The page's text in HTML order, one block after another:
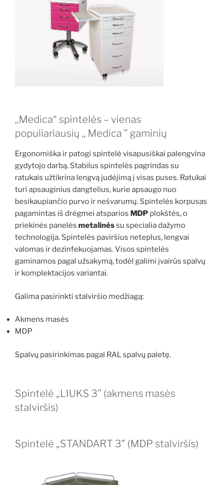
,,Medica“ spintelės – vienas
populiariausių ,, Medica ” gaminių
Ergonomiška ir patogi spintelė visapusiškai palengvina
gydytojo darbą. Stabilus spintelės pagrindas su
ratukais užtikrina lengvą judėjimą į visas puses. Ratukai
turi apsauginius dangtelius, kurie apsaugo nuo
besikaupiančio purvo ir nešvarumų. Spintelės korpusas
pagamintas iš drėgmei atsparios MDP plokštės, o
priekinės panelės metalinėssu specialia dažymo
technologija. Spintelės paviršius neteplus, lengvai
valomas ir dezinfekuojamas. Visos spintelės
gaminamos pagal užsakymą, todėl galimi įvairūs spalvų
ir komplektacijos variantai.
Galima pasirinkti stalviršio medžiagą:
Akmens masės
MDP
Spalvų pasirinkimas pagal RAL spalvų paletę.
Spintelė „LIUKS 3” (akmens masės
stalviršis)
Spintelė „STANDART 3” (MDP stalviršis)